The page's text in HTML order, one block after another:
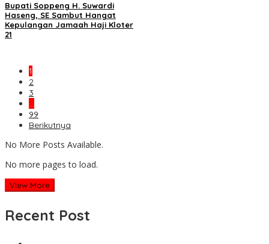
Bupati Soppeng H. Suwardi
Haseng, SE Sambut Hangat
Kepulangan Jamaah Haji Kloter
21
1
2
3
…
99
Berikutnya
No More Posts Available.
No more pages to load.
View More
Recent Post